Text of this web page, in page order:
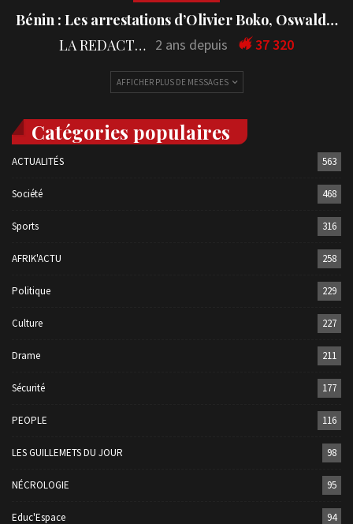
Bénin : Les arrestations d’Olivier Boko, Oswald…
LA REDACTION 2 ans depuis 37 320
AFFICHER PLUS DE MESSAGES
Catégories populaires
ACTUALITÉS 563
Société 468
Sports 316
AFRIK'ACTU 258
Politique 229
Culture 227
Drame 211
Sécurité 177
PEOPLE 116
LES GUILLEMETS DU JOUR 98
NÉCROLOGIE 95
Educ'Espace 94